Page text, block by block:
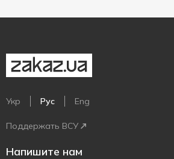
Укр Рус Eng
Поддержать ВСУ
Напишите нам